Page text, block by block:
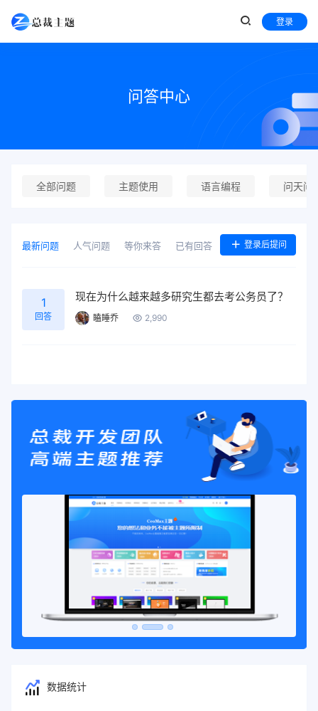
登录
问答中心
全部问题 主题使用 语言编程 问天问
最新问题 人气问题 等你来答 已有回答 登录后提问
1
回答
现在为什么越来越多研究生都去考公务员了？
瞌睡乔 2,990
数据统计